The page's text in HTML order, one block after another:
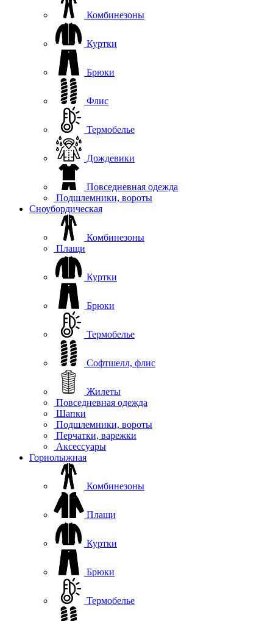
Комбинезоны
Куртки
Брюки
Флис
Термобелье
Дождевики
Повседневная одежда
Подшлемники, вороты
Сноубордическая
Комбинезоны
Плащи
Куртки
Брюки
Термобелье
Софтшелл, флис
Жилеты
Повседневная одежда
Шапки
Подшлемники, вороты
Перчатки, варежки
Аксессуары
Горнолыжная
Комбинезоны
Плащи
Куртки
Брюки
Термобелье